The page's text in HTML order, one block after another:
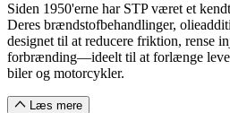
Siden 1950'erne har STP været et
Deres brændstofbehandlinger,
designet til at reducere friktion, rense
forbrænding—ideelt til at forlænge
biler og motorcykler.
Læs mere